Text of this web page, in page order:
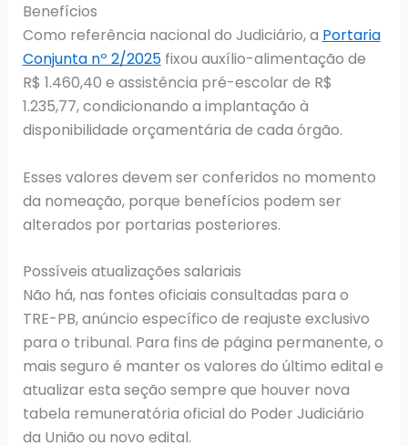
Benefícios
Como referência nacional do Judiciário, a Portaria
Conjunta nº 2/2025fixou auxílio-alimentação de
R$ 1.460,40 e assistência pré-escolar de R$
1.235,77, condicionando a implantação à
disponibilidade orçamentária de cada órgão.
Esses valores devem ser conferidos no momento
da nomeação, porque benefícios podem ser
alterados por portarias posteriores.
Possíveis atualizações salariais
Não há, nas fontes oficiais consultadas para o
TRE-PB, anúncio específico de reajuste exclusivo
para o tribunal. Para fins de página permanente, o
mais seguro é manter os valores do último edital e
atualizar esta seção sempre que houver nova
tabela remuneratória oficial do Poder Judiciário
da União ou novo edital.